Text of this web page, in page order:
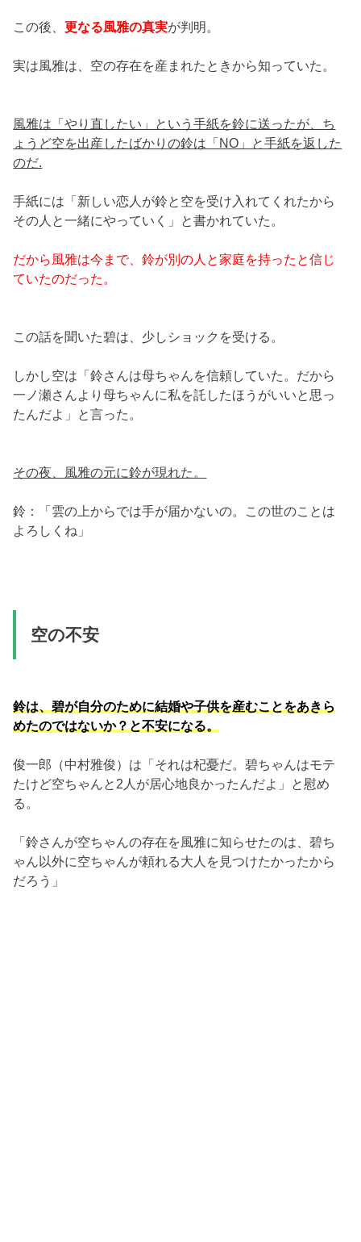
この後、更なる風雅の真実が判明。
実は風雅は、空の存在を産まれたときから知っていた。
風雅は「やり直したい」という手紙を鈴に送ったが、ち
ょうど空を出産したばかりの鈴は「NO」と手紙を返した
のだ.
手紙には「新しい恋人が鈴と空を受け入れてくれたから
その人と一緒にやっていく」と書かれていた。
だから風雅は今まで、鈴が別の人と家庭を持ったと信じ
ていたのだった。
この話を聞いた碧は、少しショックを受ける。
しかし空は「鈴さんは母ちゃんを信頼していた。だから
一ノ瀬さんより母ちゃんに私を託したほうがいいと思っ
たんだよ」と言った。
その夜、風雅の元に鈴が現れた。
鈴：「雲の上からでは手が届かないの。この世のことは
よろしくね」
空の不安
鈴は、碧が自分のために結婚や子供を産むことをあきら
めたのではないか？と不安になる。
俊一郎（中村雅俊）は「それは杞憂だ。碧ちゃんはモテ
たけど空ちゃんと2人が居心地良かったんだよ」と慰め
る。
「鈴さんが空ちゃんの存在を風雅に知らせたのは、碧ち
ゃん以外に空ちゃんが頼れる大人を見つけたかったから
だろう」